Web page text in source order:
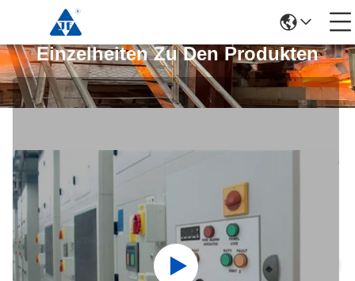
Einzelheiten Zu Den Produkten